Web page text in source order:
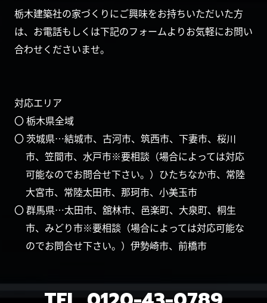
栃木建築社の家づくりにご興味をお持ちいただいた方
は、お電話もしくは下記のフォームよりお気軽にお問い
合わせくださいませ。
対応エリア
〇 栃木県全域
〇 茨城県…結城市、古河市、筑西市、下妻市、桜川
市、笠間市、水戸市※要相談（場合によっては対応
可能なのでお問合せ下さい。）ひたちなか市、常陸
大宮市、常陸太田市、那珂市、小美玉市
〇 群馬県…太田市、舘林市、邑楽町、大泉町、桐生
市、みどり市※要相談（場合によっては対応可能な
のでお問合せ下さい。）伊勢崎市、前橋市